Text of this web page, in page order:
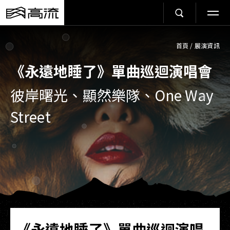
首頁 / 展演資訊
《永遠地睡了》單曲巡迴演唱會
彼岸曙光、顯然樂隊、One Way
Street